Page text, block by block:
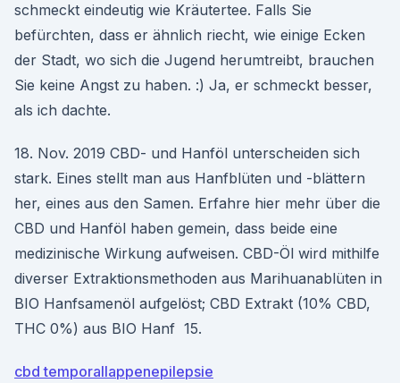
schmeckt eindeutig wie Kräutertee. Falls Sie
befürchten, dass er ähnlich riecht, wie einige Ecken
der Stadt, wo sich die Jugend herumtreibt, brauchen
Sie keine Angst zu haben. :) Ja, er schmeckt besser,
als ich dachte.
18. Nov. 2019 CBD- und Hanföl unterscheiden sich
stark. Eines stellt man aus Hanfblüten und -blättern
her, eines aus den Samen. Erfahre hier mehr über die
CBD und Hanföl haben gemein, dass beide eine
medizinische Wirkung aufweisen. CBD-Öl wird mithilfe
diverser Extraktionsmethoden aus Marihuanablüten in
BIO Hanfsamenöl aufgelöst; CBD Extrakt (10% CBD,
THC 0%) aus BIO Hanf 15.
cbd temporallappenepilepsie